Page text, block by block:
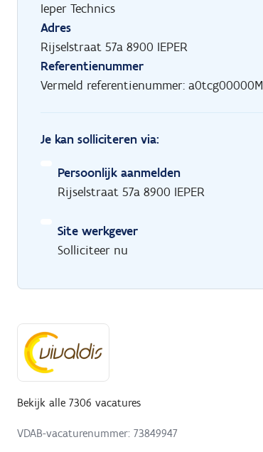
Ieper Technics
Adres
Rijselstraat 57a 8900 IEPER
Referentienummer
Vermeld referentienummer:
Je kan solliciteren via:
Persoonlijk aanmelden
Rijselstraat 57a 8900 IEPER
Site werkgever
Solliciteer nu
Bekijk alle 7306 vacatures
VDAB-vacaturenummer: 73849947